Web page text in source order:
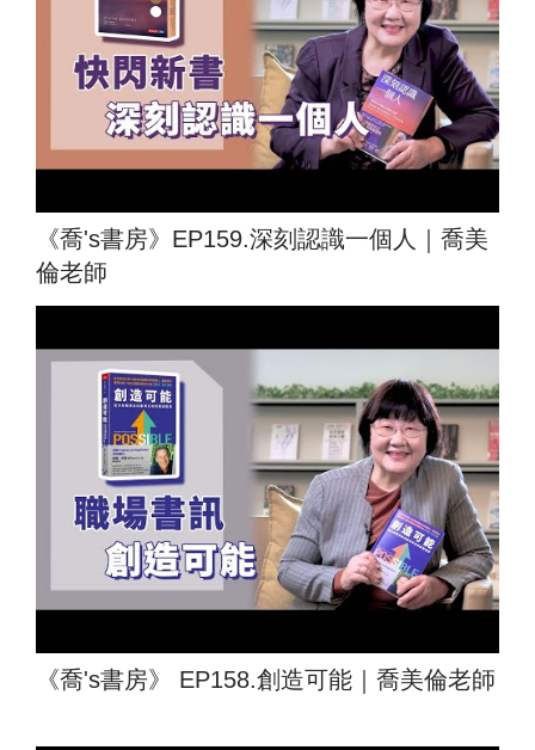
《喬's書房》EP159.深刻認識一個人｜喬美
倫老師
《喬's書房》 EP158.創造可能｜喬美倫老師